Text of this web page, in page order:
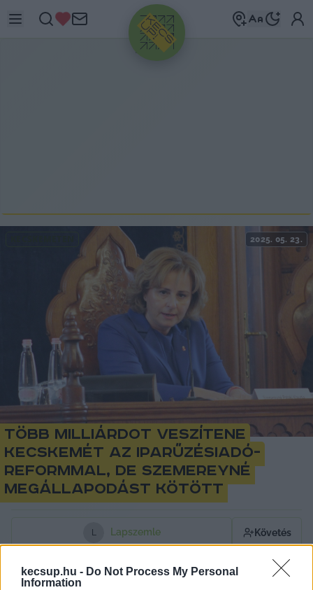
kecsup.hu - Do Not Process My Personal
Information
HIRDETÉS
2025. 05. 23.
Több milliárdot veszítene
Kecskemét az iparűzésiadó-
reformmal, de Szemereyné
megállapodást kötött
L Lapszemle Követés